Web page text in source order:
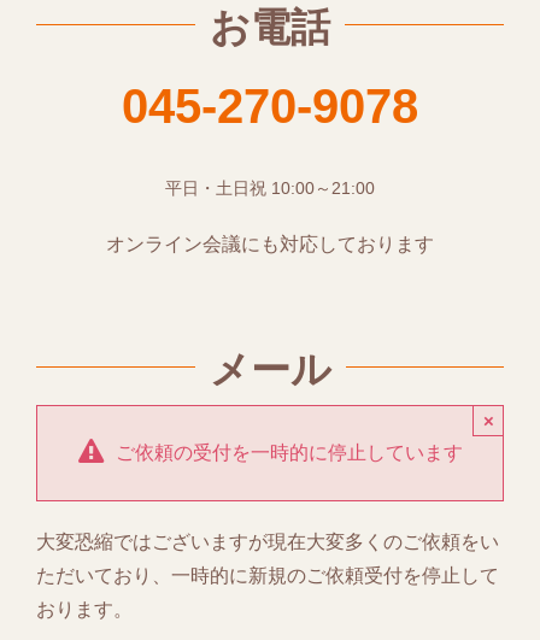
お電話
045-270-9078
平日・土日祝 10:00～21:00
オンライン会議にも対応しております
メール
ご依頼の受付を一時的に停止しています
×
大変恐縮ではございますが現在大変多くのご依頼をい
ただいており、一時的に新規のご依頼受付を停止して
おります。